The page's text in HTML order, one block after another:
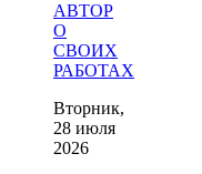
АВТОР
О
СВОИХ
РАБОТАХ
Вторник,
28 июля
2026